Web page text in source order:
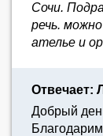
Сочи.
речь.
ателье и
Отвечает:
Добрый